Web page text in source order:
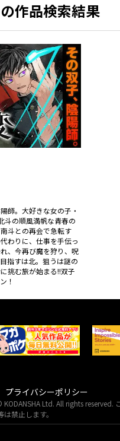
作品検索結果
師。大好きな女の子・
斗の順風満帆な青春の
斗との再会で急転す
わりに、仕事を手伝っ
、今再び魔を狩り、呪
指すは北。狙うは謎の
挑む旅が始まる!!双子
！
プライバシーポリシー
Ltd. All rights reserved.
禁止します。